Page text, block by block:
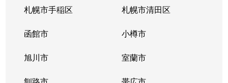
月寒東４条
南郷7丁目
月寒東５条
南郷7丁目
豊平２条
東札幌
札幌市手稲区 札幌市清田区
函館市 小樽市
旭川市 室蘭市